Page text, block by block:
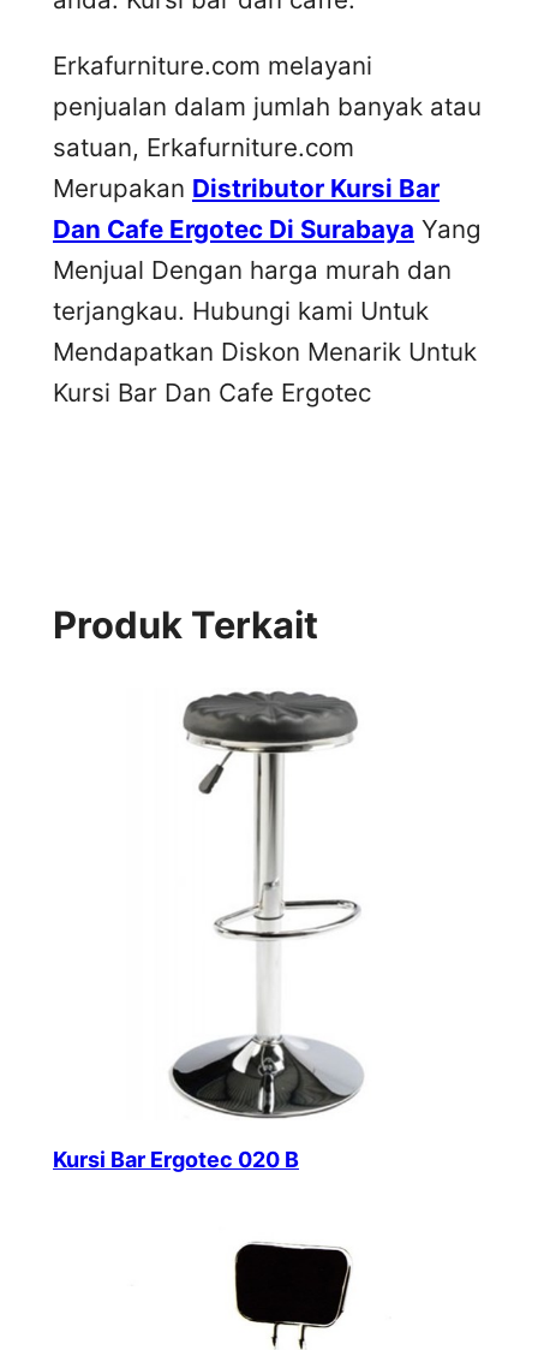
Erkafurniture.com melayani
penjualan dalam jumlah banyak atau
satuan, Erkafurniture.com
Merupakan Distributor Kursi Bar
Dan Cafe Ergotec Di Surabaya Yang
Menjual Dengan harga murah dan
terjangkau. Hubungi kami Untuk
Mendapatkan Diskon Menarik Untuk
Kursi Bar Dan Cafe Ergotec
Produk Terkait
Kursi Bar Ergotec 020 B